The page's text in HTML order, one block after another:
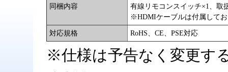
同梱内容
有線リモコンスイッチ×1、取
※HDMIケーブルは付属して
対応規格 RoHS、CE、PSE対応
※仕様は予告なく変更す